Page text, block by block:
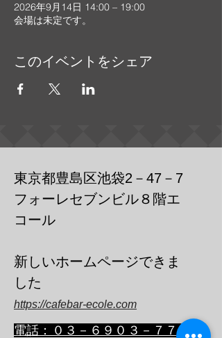
2026年9月14日 14:00 – 19:00
会場は未定です。
このイベントをシェア
東京都豊島区池袋2－47－7
フォーレセブンビル８階エ
コール
​新しいホームページできま
した
https://cafebar-ecole.com
​電話：０３－６９０３－７７３６